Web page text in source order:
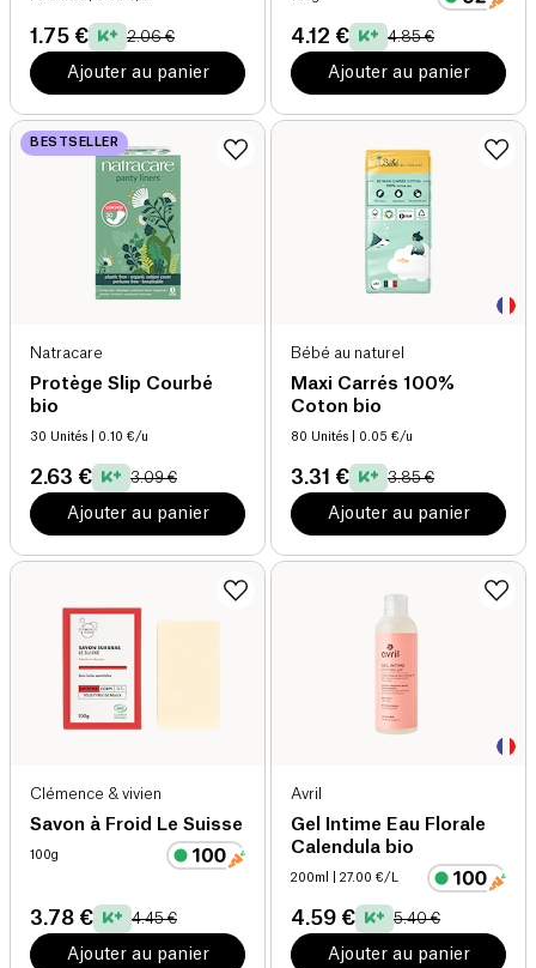
1.75 € 2.06 €
Ajouter au panier
4.12 € 4.85 €
Ajouter au panier
BESTSELLER
Natracare
Protège Slip Courbé
bio
30 Unités | 0.10 €/u
2.63 € 3.09 €
Ajouter au panier
Bébé au naturel
Maxi Carrés 100%
Coton bio
80 Unités | 0.05 €/u
3.31 € 3.85 €
Ajouter au panier
Clémence & vivien
Savon à Froid Le Suisse
100g
3.78 € 4.45 €
Ajouter au panier
Avril
Gel Intime Eau Florale
Calendula bio
200ml | 27.00 €/L
4.59 € 5.40 €
Ajouter au panier